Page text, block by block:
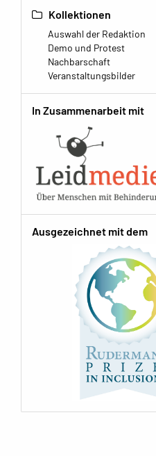
Kollektionen
Auswahl der Redaktion
Demo und Protest
Nachbarschaft
Veranstaltungsbilder
In Zusammenarbeit mit
Ausgezeichnet mit dem